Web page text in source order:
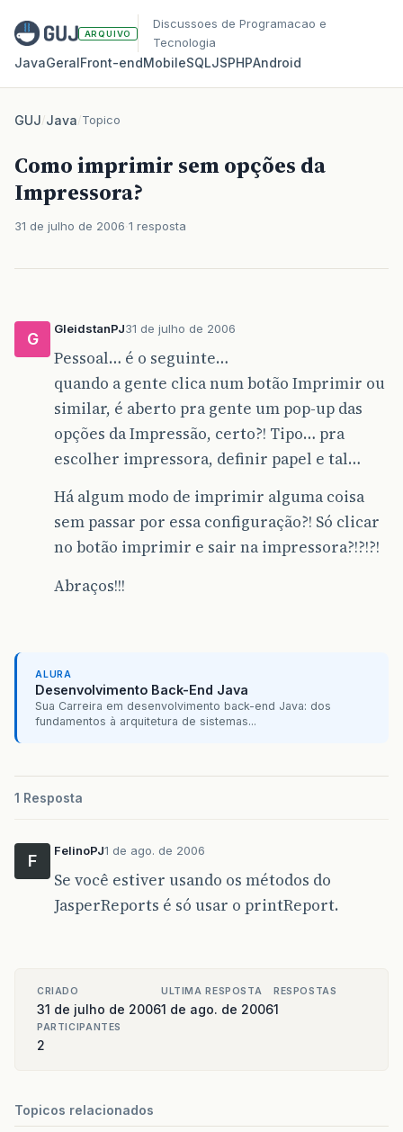
ARQUIVO
Discussoes de Programacao e
Tecnologia
JavaGeralFront‑endMobileSQLJSPHPAndroid
GUJ/Java/Topico
Como imprimir sem opções da
Impressora?
31 de julho de 2006 1 resposta
G
GleidstanPJ31 de julho de 2006
Pessoal… é o seguinte…
quando a gente clica num botão Imprimir ou
similar, é aberto pra gente um pop-up das
opções da Impressão, certo?! Tipo… pra
escolher impressora, definir papel e tal…
Há algum modo de imprimir alguma coisa
sem passar por essa configuração?! Só clicar
no botão imprimir e sair na impressora?!?!?!
Abraços!!!
ALURA
Desenvolvimento Back-End Java
Sua Carreira em desenvolvimento back-end Java: dos
fundamentos à arquitetura de sistemas...
1 Resposta
F
FelinoPJ1 de ago. de 2006
Se você estiver usando os métodos do
JasperReports é só usar o printReport.
CRIADO
31 de julho de 2006
ULTIMA RESPOSTA
1 de ago. de 2006
RESPOSTAS
1
PARTICIPANTES
2
Topicos relacionados